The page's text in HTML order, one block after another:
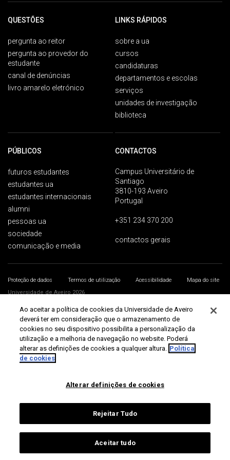
QUESTÕES
pergunta ao reitor
pergunta ao provedor do
estudante
canal de denúncias
livro amarelo eletrónico
LINKS RÁPIDOS
sobre a ua
cursos
candidaturas
departamentos e escolas
serviços
unidades de investigação
biblioteca
PÚBLICOS
futuros estudantes
estudantes ua
estudantes internacionais
alumni
pessoas ua
sociedade
comunicação e media
CONTACTOS
Campus Universitário de
Santiago
3810-193 Aveiro
Portugal
+351 234 370 200
contactos gerais
Proteção de dados Termos de utilização Acessibilidade
Mapa do site
Universidade de Aveiro 2026
Ao aceitar a política de cookies da Universidade de Aveiro
deverá ter em consideração que o armazenamento de
cookies no seu dispositivo possibilita a personalização da
utilização e a melhoria de navegação no website. Poderá
alterar as definições de cookies a qualquer altura. Política
de cookies
Alterar definições de cookies
Rejeitar Tudo
Aceitar tudo